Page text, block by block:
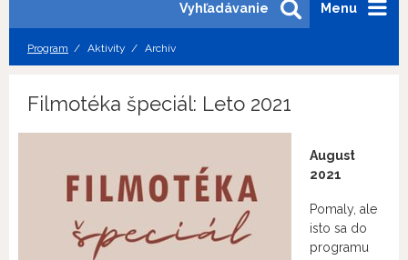
Menu
Vyhľadávanie
Program Aktivity Archív
Filmotéka špeciál: Leto 2021
August
2021
Pomaly, ale
isto sa do
programu